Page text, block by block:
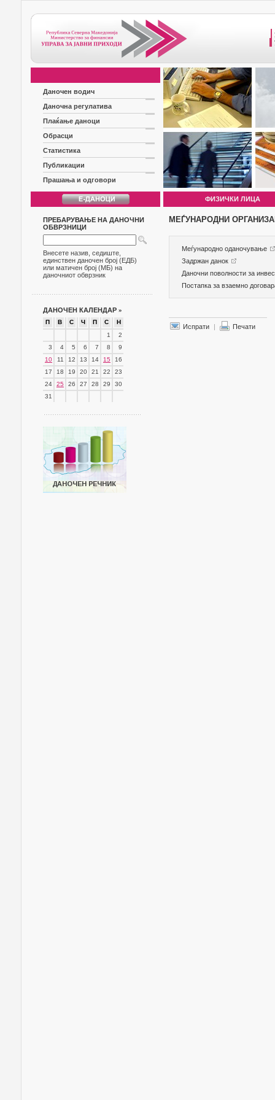
Даночен водич
Даночна регулатива
Плаќање даноци
Обрасци
Статистика
Публикации
Прашања и одговори
ФИЗИЧКИ ЛИЦА
ПРЕБАРУВАЊЕ НА ДАНОЧНИ
ОБВРЗНИЦИ
Внесете назив, седиште,
единствен даночен број (ЕДБ)
или матичен број (МБ) на
даночниот обврзник
ДАНОЧЕН КАЛЕНДАР »
П В С Ч П С
Н
1
2
3
4 5 6 7 8
9
10
11 12 13 14 15
16
17
18 19 20 21 22
23
24
25 26 27 28 29
30
31
МЕЃУНАРОДНИ
Меѓународно оданочување
Задржан данок
Даночни поволности за
Постапка за взаемно
Испрати | Печати